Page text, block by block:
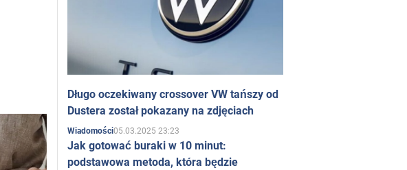
Długo oczekiwany crossover VW tańszy od
Dustera został pokazany na zdjęciach
Wiadomości05.03.2025 23:23
Jak gotować buraki w 10 minut:
podstawowa metoda, która będzie